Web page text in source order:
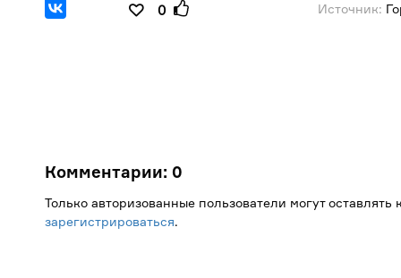
0 Источник:
Комментарии: 0
Только авторизованные пользователи могут
зарегистрироваться.